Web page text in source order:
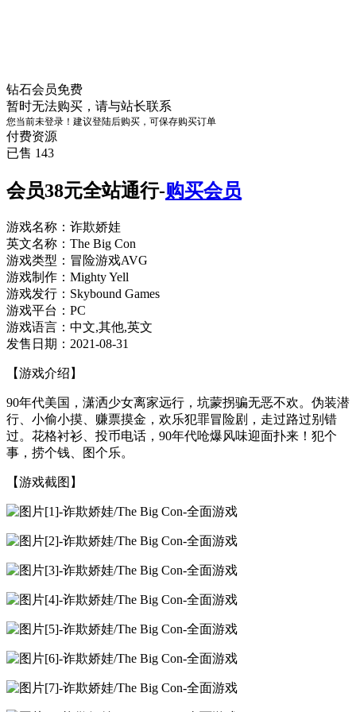
钻石会员免费
暂时无法购买，请与站长联系
您当前未登录！建议登陆后购买，可保存购买订单
付费资源
已售 143
会员38元全站通行-购买会员
游戏名称：诈欺娇娃
英文名称：The Big Con
游戏类型：冒险游戏AVG
游戏制作：Mighty Yell
游戏发行：Skybound Games
游戏平台：PC
游戏语言：中文,其他,英文
发售日期：2021-08-31
【游戏介绍】
90年代美国，潇洒少女离家远行，坑蒙拐骗无恶不欢。伪装潜
行、小偷小摸、赚票摸金，欢乐犯罪冒险剧，走过路过别错
过。花格衬衫、投币电话，90年代呛爆风味迎面扑来！犯个
事，捞个钱、图个乐。
【游戏截图】